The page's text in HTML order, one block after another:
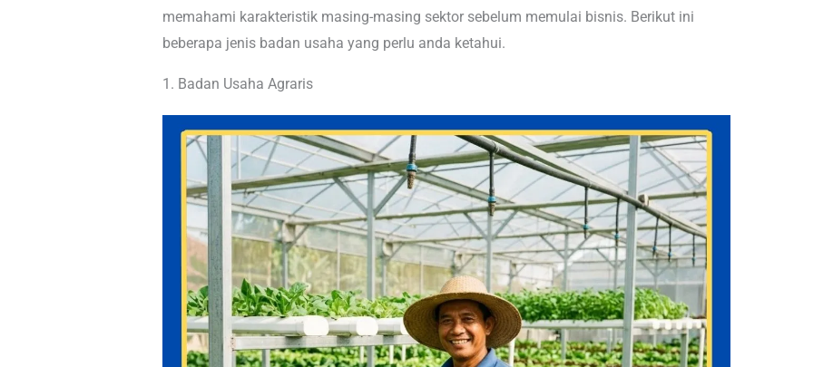
memahami karakteristik masing-masing sektor sebelum memulai bisnis. Berikut ini
beberapa jenis badan usaha yang perlu anda ketahui.
1. Badan Usaha Agraris